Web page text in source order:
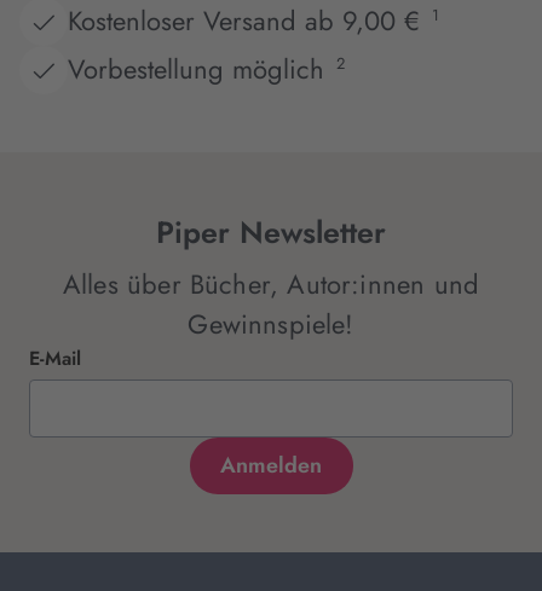
Kostenloser Versand ab 9,00 €
1
Vorbestellung möglich 2
Piper Newsletter
Alles über Bücher, Autor:innen und
Gewinnspiele!
E-Mail